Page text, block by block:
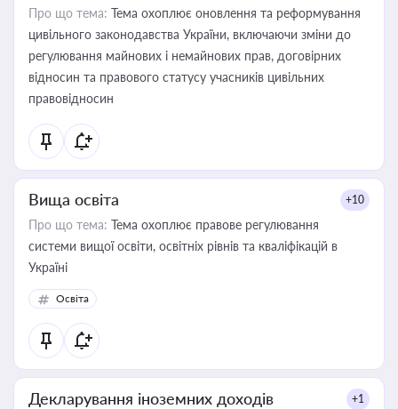
Про що тема: Тема охоплює оновлення та реформування
цивільного законодавства України, включаючи зміни до
регулювання майнових і немайнових прав, договірних
відносин та правового статусу учасників цивільних
правовідносин
Вища освіта +10
Про що тема: Тема охоплює правове регулювання
системи вищої освіти, освітніх рівнів та кваліфікацій в
Україні
Освіта
Декларування іноземних доходів +1